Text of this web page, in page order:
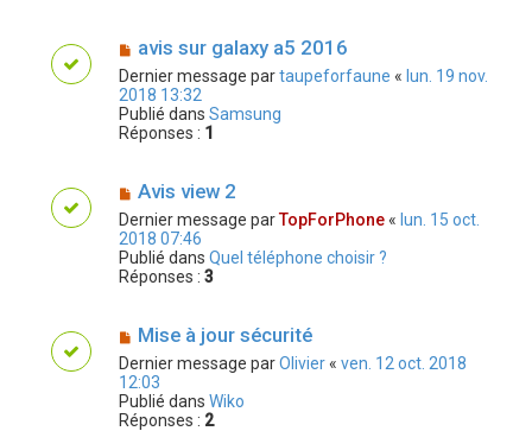
avis sur galaxy a5 2016
Dernier message partaupeforfaune « lun. 19 nov.
2018 13:32
Publié dans Samsung
Réponses : 1
Avis view 2
Dernier message parTopForPhone« lun. 15 oct.
2018 07:46
Publié dans Quel téléphone choisir ?
Réponses : 3
Mise à jour sécurité
Dernier message parOlivier« ven. 12 oct. 2018
12:03
Publié dans Wiko
Réponses : 2